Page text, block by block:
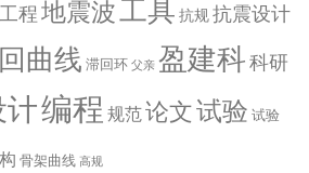
程地震波工具 抗规抗震设计
曲线 滞回环 父亲 盈建科科研
编程 规范论文试验 试验
骨架曲线 高规